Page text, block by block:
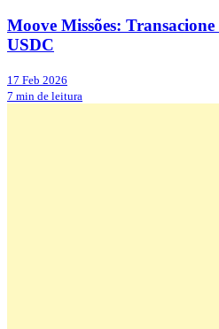
Moove Missões: Transacione
USDC
17 Feb 2026
7 min de leitura